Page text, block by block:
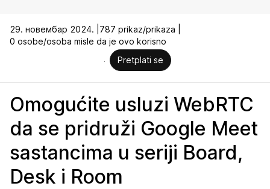
29. новембар 2024. | 787 prikaz/prikaza |
0 osobe/osoba misle da je ovo korisno
Pretplati se
Omogućite usluzi WebRTC
da se pridruži Google Meet
sastancima u seriji Board,
Desk i Room